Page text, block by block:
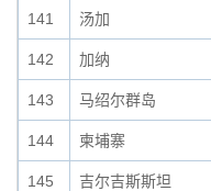
141 汤加
142 加纳
143 马绍尔群岛
144 柬埔寨
145 吉尔吉斯斯坦